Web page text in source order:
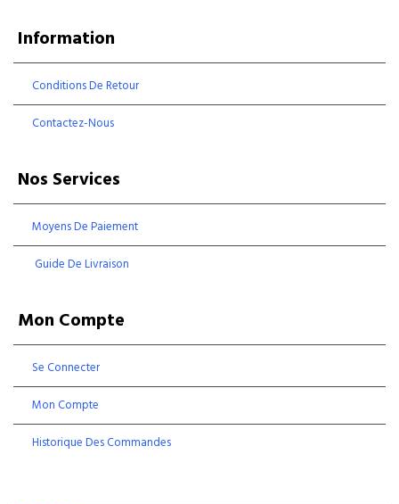
Information
Conditions De Retour
Contactez-Nous
Nos Services
Moyens De Paiement
Guide De Livraison
Mon Compte
Se Connecter
Mon Compte
Historique Des Commandes